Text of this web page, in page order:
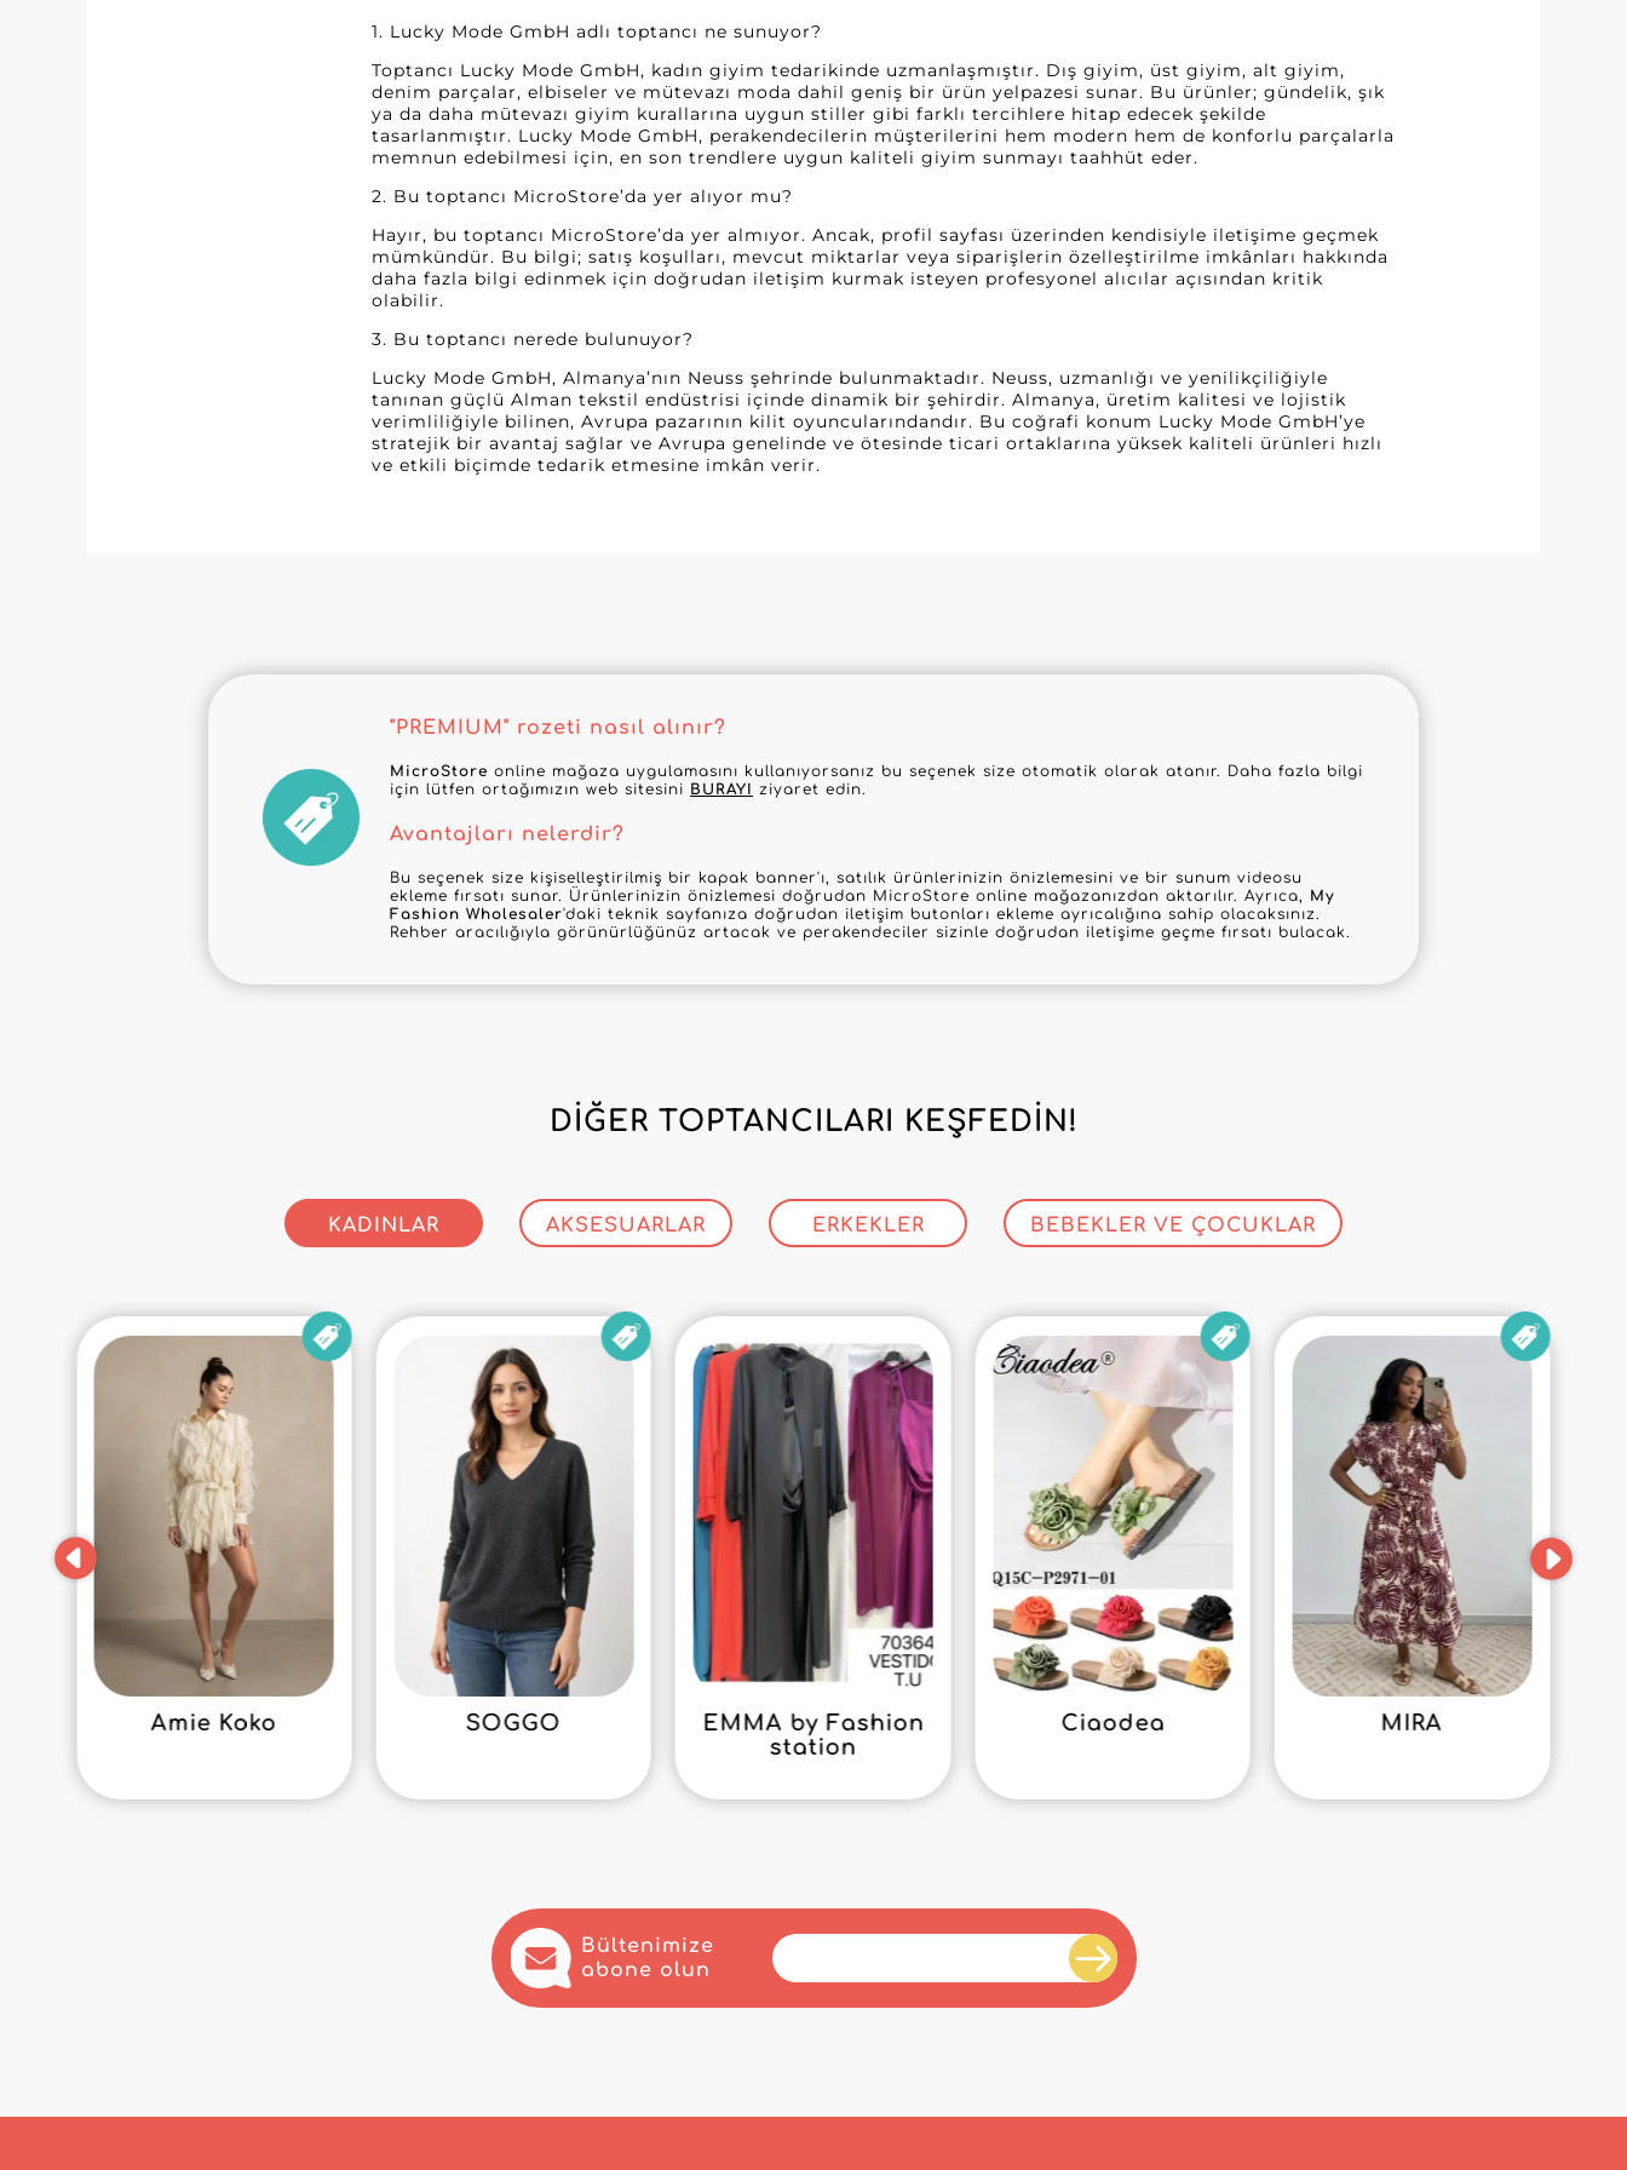
1. Lucky Mode GmbH adlı toptancı ne sunuyor?
Toptancı Lucky Mode GmbH, kadın giyim tedarikinde uzmanlaşmıştır. Dış giyim, üst giyim, alt giyim,
denim parçalar, elbiseler ve mütevazı moda dahil geniş bir ürün yelpazesi sunar. Bu ürünler; gündelik, şık
ya da daha mütevazı giyim kurallarına uygun stiller gibi farklı tercihlere hitap edecek şekilde
tasarlanmıştır. Lucky Mode GmbH, perakendecilerin müşterilerini hem modern hem de konforlu parçalarla
memnun edebilmesi için, en son trendlere uygun kaliteli giyim sunmayı taahhüt eder.
2. Bu toptancı MicroStore’da yer alıyor mu?
Hayır, bu toptancı MicroStore’da yer almıyor. Ancak, profil sayfası üzerinden kendisiyle iletişime geçmek
mümkündür. Bu bilgi; satış koşulları, mevcut miktarlar veya siparişlerin özelleştirilme imkânları hakkında
daha fazla bilgi edinmek için doğrudan iletişim kurmak isteyen profesyonel alıcılar açısından kritik
olabilir.
3. Bu toptancı nerede bulunuyor?
Lucky Mode GmbH, Almanya’nın Neuss şehrinde bulunmaktadır. Neuss, uzmanlığı ve yenilikçiliğiyle
tanınan güçlü Alman tekstil endüstrisi içinde dinamik bir şehirdir. Almanya, üretim kalitesi ve lojistik
verimliliğiyle bilinen, Avrupa pazarının kilit oyuncularındandır. Bu coğrafi konum Lucky Mode GmbH’ye
stratejik bir avantaj sağlar ve Avrupa genelinde ve ötesinde ticari ortaklarına yüksek kaliteli ürünleri hızlı
ve etkili biçimde tedarik etmesine imkân verir.
"PREMIUM" rozeti nasıl alınır?
MicroStore online mağaza uygulamasını kullanıyorsanız bu seçenek size otomatik olarak atanır. Daha fazla bilgi
için lütfen ortağımızın web sitesini BURAYI ziyaret edin.
Avantajları nelerdir?
Bu seçenek size kişiselleştirilmiş bir kapak banner'ı, satılık ürünlerinizin önizlemesini ve bir sunum videosu
ekleme fırsatı sunar. Ürünlerinizin önizlemesi doğrudan MicroStore online mağazanızdan aktarılır. Ayrıca, My
Fashion Wholesaler'daki teknik sayfanıza doğrudan iletişim butonları ekleme ayrıcalığına sahip olacaksınız.
Rehber aracılığıyla görünürlüğünüz artacak ve perakendeciler sizinle doğrudan iletişime geçme fırsatı bulacak.
DIĞER TOPTANCILARI KEŞFEDIN!
KADINLAR AKSESUARLAR ERKEKLER BEBEKLER VE ÇOCUKLAR
Amie Koko SOGGO
EMMA by Fashion
station
Ciaodea MIRA
Bültenimize
abone olun